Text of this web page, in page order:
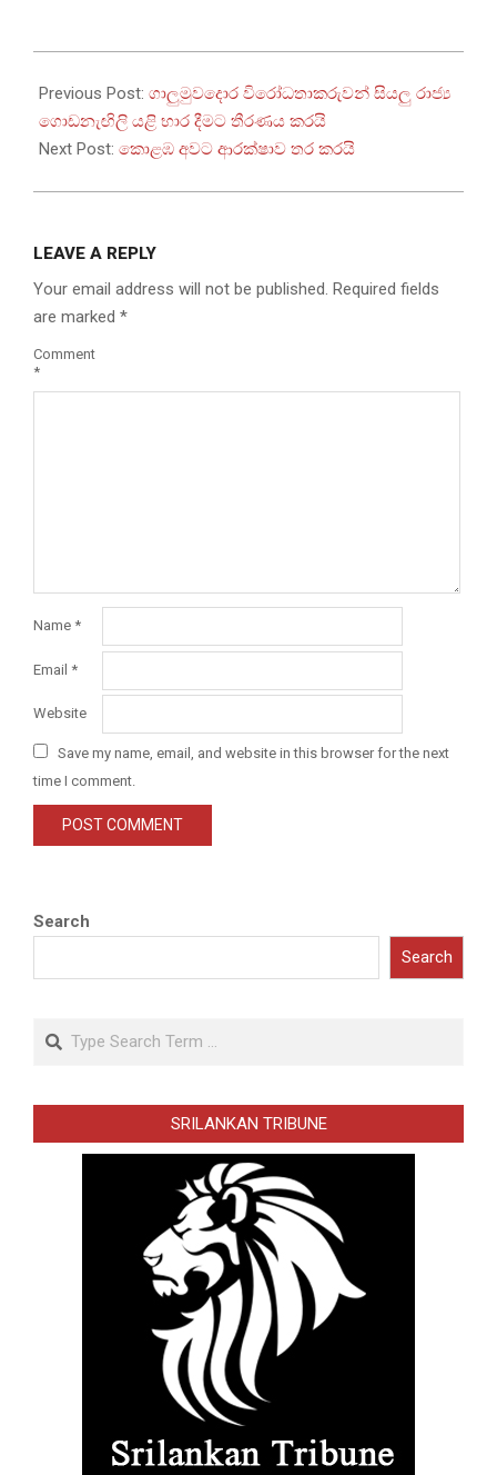
07-
14
Previous Post: ගාලුමුවදොර විරෝධතාකරුවන් සියලු රාජ්‍ය
ගොඩනැඟිලි යළි භාර දීමට තීරණය කරයි
Next Post: කොළඹ අවට ආරක්ෂාව තර කරයි
LEAVE A REPLY
Your email address will not be published. Required fields
are marked *
Comment
*
Name *
Email *
Website
Save my name, email, and website in this browser for the next
time I comment.
Search
Search
Search
SRILANKAN TRIBUNE